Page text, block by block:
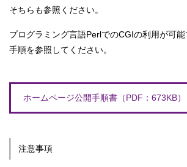
そちらも参照ください。
プログラミング言語PerlでのCGIの利用が可
手順を参照してください。
ホームページ公開手順書（PDF：673KB）
注意事項